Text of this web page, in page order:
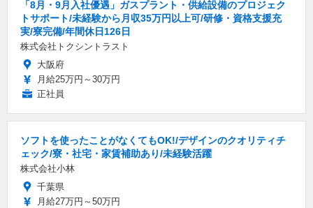
「8月・9月入社優遇」ガスプラント・供給設備のプロジェク
トサポート/未経験から月収35万円以上可/研修・資格支援充
実/寮完備/年間休日126日
株式会社トクシントラスト
大阪府
月給25万円～30万円
正社員
ソフトを使ったことがなくてもOK!/デザインのクオリティチ
ェック/寮・社宅・家賃補助あり/未経験活躍
株式会社小林
千葉県
月給27万円～50万円